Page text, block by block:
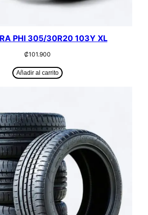
PHI 305/30R20 103Y XL
₡101.900
Añadir al carrito